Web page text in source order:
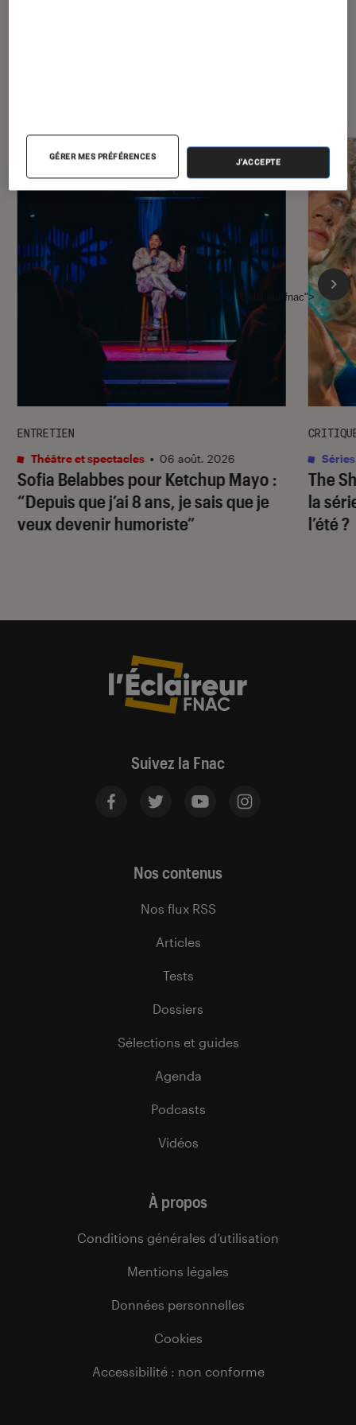
Sofia Belabbes pour Ketchup Mayo :
“Depuis que j’ai 8 ans, je sais que je
veux devenir humoriste”
ENTRETIEN
Théâtre et spectacles • 06 août. 2026
The
la
l’été ?
Séries
l'Éclaireur fnac">
Suivez la Fnac
Nos contenus
Nos flux RSS
Articles
Tests
Dossiers
Sélections et guides
Agenda
Podcasts
Vidéos
À propos
Conditions générales d’utilisation
Mentions légales
Données personnelles
Cookies
Accessibilité : non conforme
GÉRER MES PRÉFÉRENCES
J'ACCEPTE